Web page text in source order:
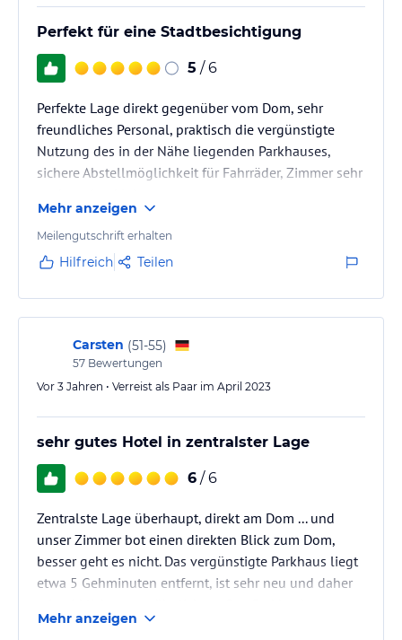
Perfekt für eine Stadtbesichtigung
5 / 6
Perfekte Lage direkt gegenüber vom Dom, sehr
freundliches Personal, praktisch die vergünstigte
Nutzung des in der Nähe liegenden Parkhauses,
sichere Abstellmöglichkeit für Fahrräder, Zimmer sehr
Mehr anzeigen
Meilengutschrift erhalten
Hilfreich Teilen
Carsten (51-55)
57 Bewertungen
Vor 3 Jahren • Verreist als Paar im April 2023
sehr gutes Hotel in zentralster Lage
6 / 6
Zentralste Lage überhaupt, direkt am Dom ... und
unser Zimmer bot einen direkten Blick zum Dom,
besser geht es nicht. Das vergünstigte Parkhaus liegt
etwa 5 Gehminuten entfernt, ist sehr neu und daher
ausgestattet. Das Frühstücksbüfett war sehr gut.
Mehr anzeigen